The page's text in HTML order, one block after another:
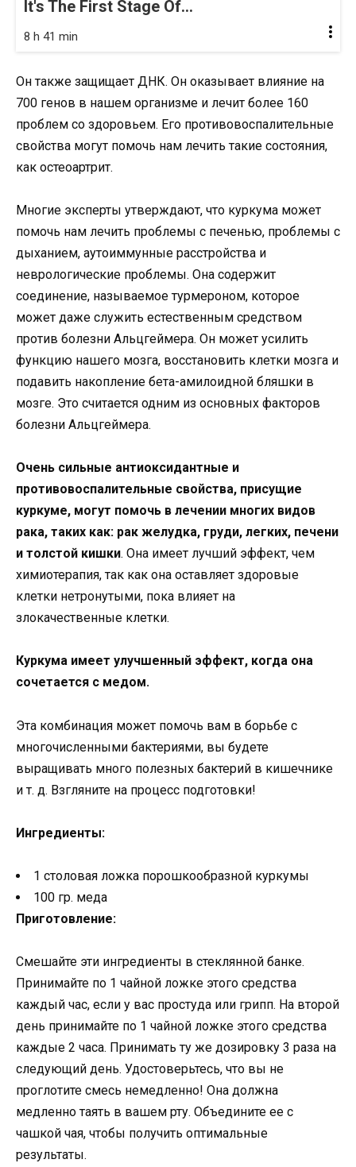
It's The First Stage Of...
8 h 41 min
Он также защищает ДНК. Он оказывает влияние на
700 генов в нашем организме и лечит более 160
проблем со здоровьем. Его противовоспалительные
свойства могут помочь нам лечить такие состояния,
как остеоартрит.
Многие эксперты утверждают, что куркума может
помочь нам лечить проблемы с печенью, проблемы с
дыханием, аутоиммунные расстройства и
неврологические проблемы. Она содержит
соединение, называемое турмероном, которое
может даже служить естественным средством
против болезни Альцгеймера. Он может усилить
функцию нашего мозга, восстановить клетки мозга и
подавить накопление бета-амилоидной бляшки в
мозге. Это считается одним из основных факторов
болезни Альцгеймера.
Очень сильные антиоксидантные и
противовоспалительные свойства, присущие
куркуме, могут помочь в лечении многих видов
рака, таких как: рак желудка, груди, легких, печени
и толстой кишки. Она имеет лучший эффект, чем
химиотерапия, так как она оставляет здоровые
клетки нетронутыми, пока влияет на
злокачественные клетки.
Куркума имеет улучшенный эффект, когда она
сочетается с медом.
Эта комбинация может помочь вам в борьбе с
многочисленными бактериями, вы будете
выращивать много полезных бактерий в кишечнике
и т. д. Взгляните на процесс подготовки!
Ингредиенты:
1 столовая ложка порошкообразной куркумы
100 гр. меда
Приготовление:
Смешайте эти ингредиенты в стеклянной банке.
Принимайте по 1 чайной ложке этого средства
каждый час, если у вас простуда или грипп. На второй
день принимайте по 1 чайной ложке этого средства
каждые 2 часа. Принимать ту же дозировку 3 раза на
следующий день. Удостоверьтесь, что вы не
проглотите смесь немедленно! Она должна
медленно таять в вашем рту. Объедините ее с
чашкой чая, чтобы получить оптимальные
результаты.